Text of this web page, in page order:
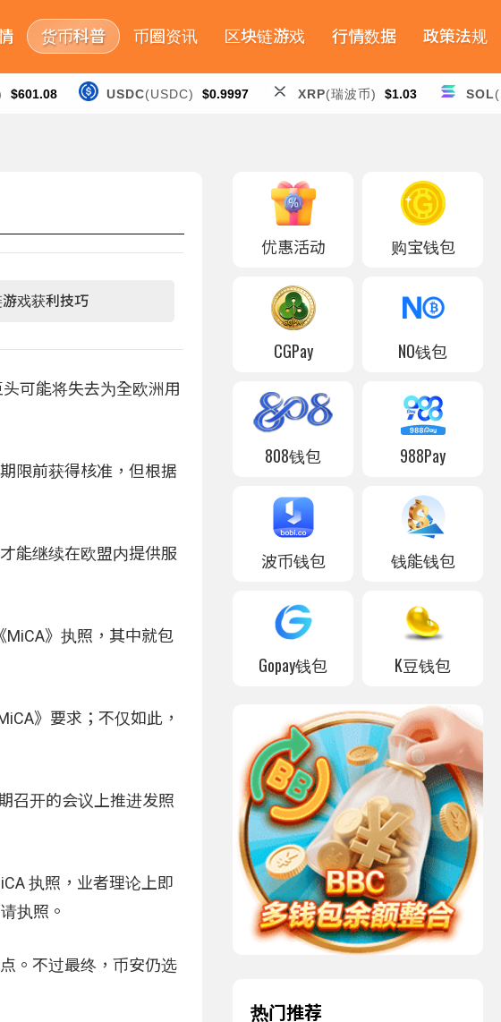
货币科普 币圈资讯 区块链游戏 行情数据 政策法规
$601.08 USDC(USDC) $0.9997 XRP(瑞波币) $1.03 SOL
戏获利技巧
可能将失去为全欧洲用
限前获得核准，但根据
能继续在欧盟内提供服
》执照，其中就包
》要求；不仅如此，
召开的会议上推进发照
执照，业者理论上即
执照。
。不过最终，币安仍选
优惠活动 购宝钱包
CGPay NO钱包
808钱包 988Pay
波币钱包 钱能钱包
Gopay钱包 K豆钱包
热门推荐